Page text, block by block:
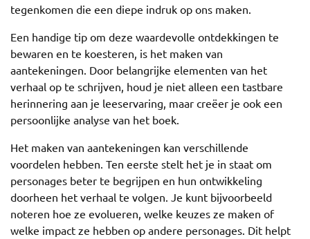
tegenkomen die een diepe indruk op ons maken.
Een handige tip om deze waardevolle ontdekkingen te
bewaren en te koesteren, is het maken van
aantekeningen. Door belangrijke elementen van het
verhaal op te schrijven, houd je niet alleen een tastbare
herinnering aan je leeservaring, maar creëer je ook een
persoonlijke analyse van het boek.
Het maken van aantekeningen kan verschillende
voordelen hebben. Ten eerste stelt het je in staat om
personages beter te begrijpen en hun ontwikkeling
doorheen het verhaal te volgen. Je kunt bijvoorbeeld
noteren hoe ze evolueren, welke keuzes ze maken of
welke impact ze hebben op andere personages. Dit helpt